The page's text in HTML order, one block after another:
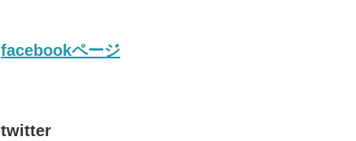
facebookページ
twitter